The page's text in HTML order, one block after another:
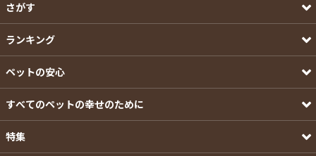
さがす
ランキング
ペットの安心
すべてのペットの幸せのために
特集